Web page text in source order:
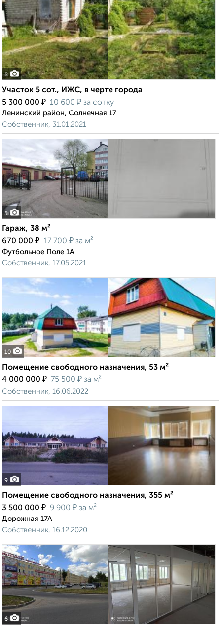
8
Участок 5 сот., ИЖС, в черте города
5 300 000 ₽ 10 600 ₽ за сотку
Ленинский район, Солнечная 17
Собственник, 31.01.2021
5
Гараж, 38 м²
670 000 ₽ 17 700 ₽ за м²
Футбольное Поле 1А
Собственник, 17.05.2021
10
Помещение свободного назначения, 53 м²
4 000 000 ₽ 75 500 ₽ за м²
Собственник, 16.06.2022
9
Помещение свободного назначения, 355 м²
3 500 000 ₽ 9 900 ₽ за м²
Дорожная 17А
Собственник, 16.12.2020
6